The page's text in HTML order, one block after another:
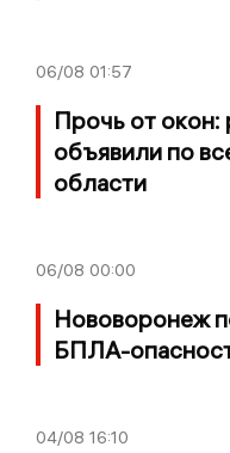
06/08 01:57
Прочь от окон:
объявили по
области
06/08 00:00
Нововоронеж
БПЛА-
04/08 16:10